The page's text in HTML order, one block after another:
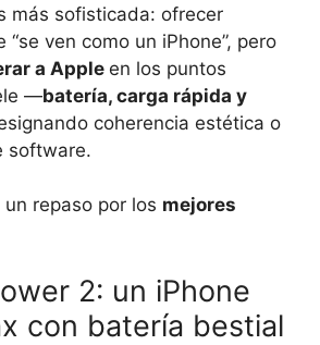
más sofisticada: ofrecer
“se ven como un iPhone”, pero
a Apple en los puntos
—batería, carga rápida y
coherencia estética o
software.
repaso por los mejores
2: un iPhone
con batería bestial